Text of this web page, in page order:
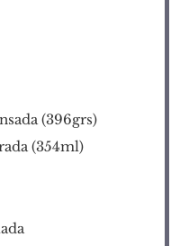
(396grs)
(354ml)